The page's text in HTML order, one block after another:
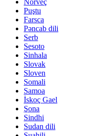
Puştu
Farsca
Pəncab dili
Serb
Sesoto
Sinhala
Slovak
Sloven
Somali
Samoa
İskoç Gael
Şona
Sindhi
Sudan dili